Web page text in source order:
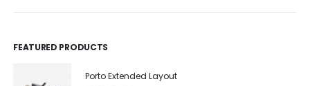
FEATURED PRODUCTS
Porto Extended Layout